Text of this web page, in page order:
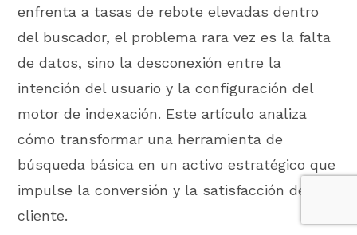
enfrenta a tasas de rebote elevadas dentro
del buscador, el problema rara vez es la falta
de datos, sino la desconexión entre la
intención del usuario y la configuración del
motor de indexación. Este artículo analiza
cómo transformar una herramienta de
búsqueda básica en un activo estratégico que
impulse la conversión y la satisfacción del
cliente.